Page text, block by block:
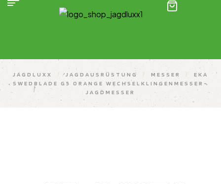
JAGDLUXX / JAGDAUSRÜSTUNG / MESSER /
EKA
SWEDBLADE G5 ORANGE WECHSELKLINGENMESSER-
JAGDMESSER